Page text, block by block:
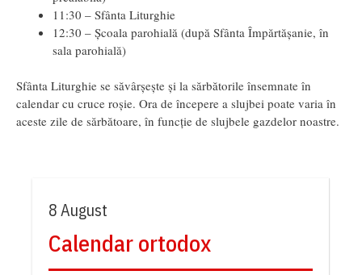
11:30 – Sfânta Liturghie
12:30 – Școala parohială (după Sfânta Împărtășanie, în
sala parohială)
Sfânta Liturghie se săvârșește și la sărbătorile însemnate în
calendar cu cruce roșie. Ora de începere a slujbei poate varia în
aceste zile de sărbătoare, în funcție de slujbele gazdelor noastre.
8 August
Calendar ortodox